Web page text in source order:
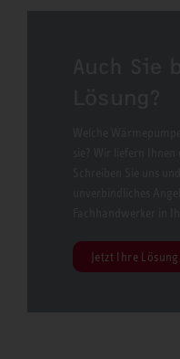
Jetzt Ihre